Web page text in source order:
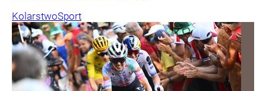
KolarstwoSport